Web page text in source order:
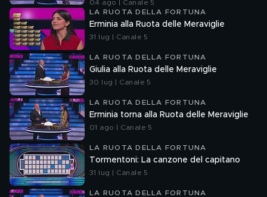
04 ago | Canale 5
LA RUOTA DELLA FORTUNA
Erminia alla Ruota delle Meraviglie
31 lug | Canale 5
LA RUOTA DELLA FORTUNA
Giulia alla Ruota delle Meraviglie
30 lug | Canale 5
LA RUOTA DELLA FORTUNA
Erminia torna alla Ruota delle Meraviglie
01 ago | Canale 5
LA RUOTA DELLA FORTUNA
Tormentoni: La canzone del capitano
31 lug | Canale 5
LA RUOTA DELLA FORTUNA